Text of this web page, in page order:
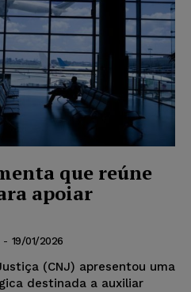
que reúne
apoiar
- 19/01/2026
(CNJ) apresentou uma
destinada a auxiliar